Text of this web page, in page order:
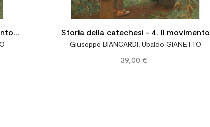
Storia della catechesi - 4. Il movimento
catechistico
Giuseppe BIANCARDI, Ubaldo GIANETTO
39,00 €